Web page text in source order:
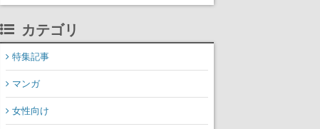
カテゴリ
特集記事
マンガ
女性向け